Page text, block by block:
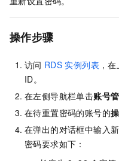
操作步骤
访问 RDS 实例列表 ，
ID。
在左侧导航栏单击账号
在待重置密码的账号的
在弹出的对话框中输入
密码要求如下：